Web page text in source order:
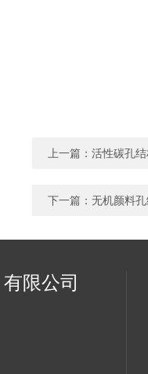
上一篇： 活性碳孔
下一篇： 无机颜料
限公司